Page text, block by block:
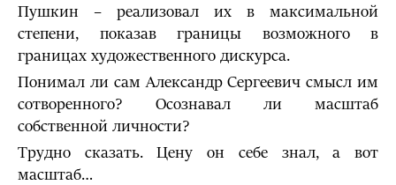
Пушкин – реализовал их в максимальной
степени, показав границы возможного в
границах художественного дискурса.
Понимал ли сам Александр Сергеевич смысл им
сотворенного? Осознавал ли масштаб
собственной личности?
Трудно сказать. Цену он себе знал, а вот
масштаб…